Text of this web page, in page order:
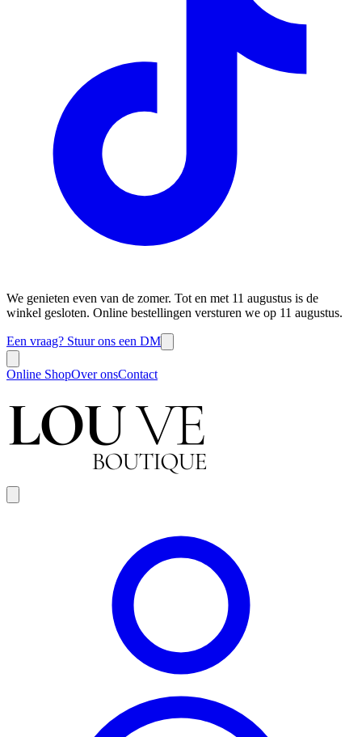
We genieten even van de zomer. Tot en met 11 augustus is de
winkel gesloten. Online bestellingen versturen we op 11 augustus.
Een vraag? Stuur ons een DM
Online ShopOver onsContact